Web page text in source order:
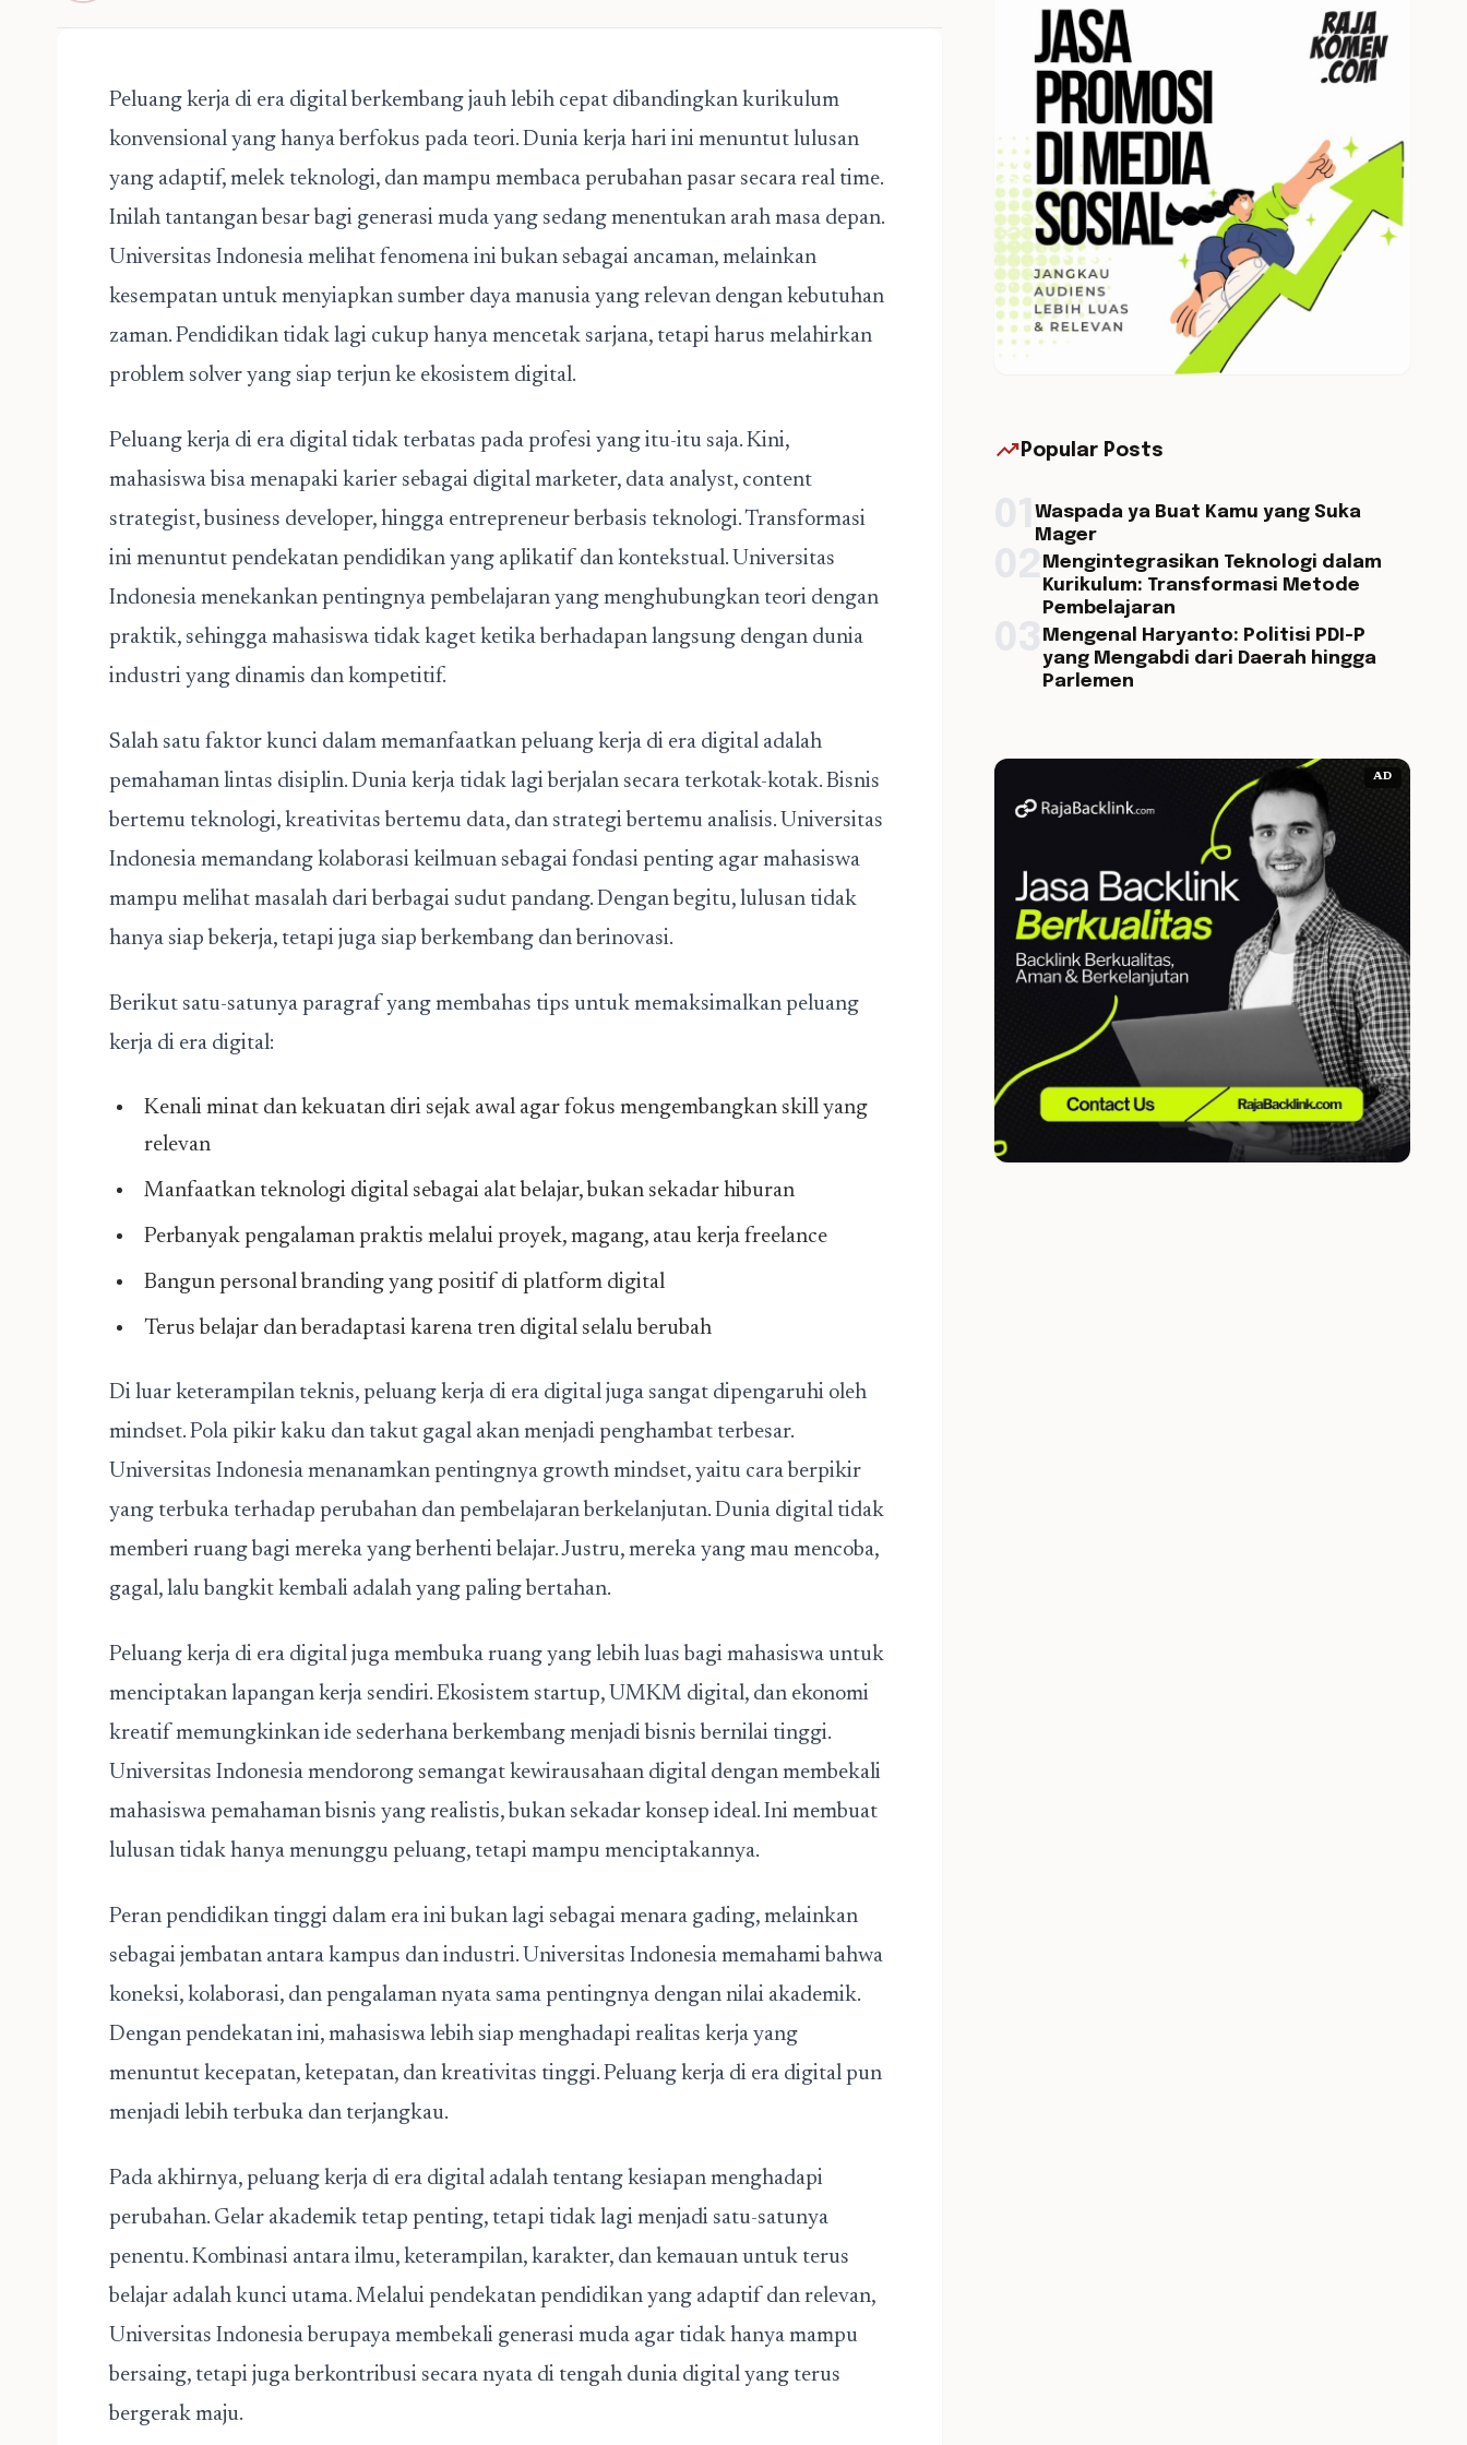
Peluang kerja di era digital berkembang jauh lebih cepat dibandingkan kurikulum
konvensional yang hanya berfokus pada teori. Dunia kerja hari ini menuntut lulusan
yang adaptif, melek teknologi, dan mampu membaca perubahan pasar secara real time.
Inilah tantangan besar bagi generasi muda yang sedang menentukan arah masa depan.
Universitas Indonesia melihat fenomena ini bukan sebagai ancaman, melainkan
kesempatan untuk menyiapkan sumber daya manusia yang relevan dengan kebutuhan
zaman. Pendidikan tidak lagi cukup hanya mencetak sarjana, tetapi harus melahirkan
problem solver yang siap terjun ke ekosistem digital.
Peluang kerja di era digital tidak terbatas pada profesi yang itu-itu saja. Kini,
mahasiswa bisa menapaki karier sebagai digital marketer, data analyst, content
strategist, business developer, hingga entrepreneur berbasis teknologi. Transformasi
ini menuntut pendekatan pendidikan yang aplikatif dan kontekstual. Universitas
Indonesia menekankan pentingnya pembelajaran yang menghubungkan teori dengan
praktik, sehingga mahasiswa tidak kaget ketika berhadapan langsung dengan dunia
industri yang dinamis dan kompetitif.
Salah satu faktor kunci dalam memanfaatkan peluang kerja di era digital adalah
pemahaman lintas disiplin. Dunia kerja tidak lagi berjalan secara terkotak-kotak. Bisnis
bertemu teknologi, kreativitas bertemu data, dan strategi bertemu analisis. Universitas
Indonesia memandang kolaborasi keilmuan sebagai fondasi penting agar mahasiswa
mampu melihat masalah dari berbagai sudut pandang. Dengan begitu, lulusan tidak
hanya siap bekerja, tetapi juga siap berkembang dan berinovasi.
Berikut satu-satunya paragraf yang membahas tips untuk memaksimalkan peluang
kerja di era digital:
Kenali minat dan kekuatan diri sejak awal agar fokus mengembangkan skill yang
relevan
Manfaatkan teknologi digital sebagai alat belajar, bukan sekadar hiburan
Perbanyak pengalaman praktis melalui proyek, magang, atau kerja freelance
Bangun personal branding yang positif di platform digital
Terus belajar dan beradaptasi karena tren digital selalu berubah
Di luar keterampilan teknis, peluang kerja di era digital juga sangat dipengaruhi oleh
mindset. Pola pikir kaku dan takut gagal akan menjadi penghambat terbesar.
Universitas Indonesia menanamkan pentingnya growth mindset, yaitu cara berpikir
yang terbuka terhadap perubahan dan pembelajaran berkelanjutan. Dunia digital tidak
memberi ruang bagi mereka yang berhenti belajar. Justru, mereka yang mau mencoba,
gagal, lalu bangkit kembali adalah yang paling bertahan.
Peluang kerja di era digital juga membuka ruang yang lebih luas bagi mahasiswa untuk
menciptakan lapangan kerja sendiri. Ekosistem startup, UMKM digital, dan ekonomi
kreatif memungkinkan ide sederhana berkembang menjadi bisnis bernilai tinggi.
Universitas Indonesia mendorong semangat kewirausahaan digital dengan membekali
mahasiswa pemahaman bisnis yang realistis, bukan sekadar konsep ideal. Ini membuat
lulusan tidak hanya menunggu peluang, tetapi mampu menciptakannya.
Peran pendidikan tinggi dalam era ini bukan lagi sebagai menara gading, melainkan
sebagai jembatan antara kampus dan industri. Universitas Indonesia memahami bahwa
koneksi, kolaborasi, dan pengalaman nyata sama pentingnya dengan nilai akademik.
Dengan pendekatan ini, mahasiswa lebih siap menghadapi realitas kerja yang
menuntut kecepatan, ketepatan, dan kreativitas tinggi. Peluang kerja di era digital pun
menjadi lebih terbuka dan terjangkau.
Pada akhirnya, peluang kerja di era digital adalah tentang kesiapan menghadapi
perubahan. Gelar akademik tetap penting, tetapi tidak lagi menjadi satu-satunya
penentu. Kombinasi antara ilmu, keterampilan, karakter, dan kemauan untuk terus
belajar adalah kunci utama. Melalui pendekatan pendidikan yang adaptif dan relevan,
Universitas Indonesia berupaya membekali generasi muda agar tidak hanya mampu
bersaing, tetapi juga berkontribusi secara nyata di tengah dunia digital yang terus
bergerak maju.
trending_up Popular Posts
Waspada ya Buat Kamu yang Suka
Mager
Mengintegrasikan Teknologi dalam
Kurikulum: Transformasi Metode
Pembelajaran
Mengenal Haryanto: Politisi PDI-P
yang Mengabdi dari Daerah hingga
Parlemen
AD